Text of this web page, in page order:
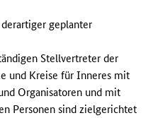
geplanter
Stellvertreter der
und Kreise für Inneres mit
Organisatoren und mit
Personen sind zielgerichtet